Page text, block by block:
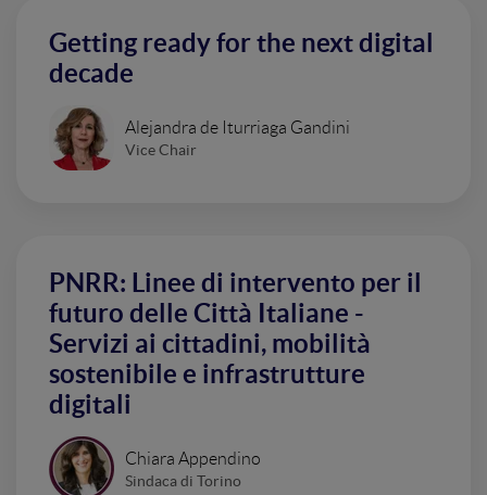
Getting ready for the next digital
decade
Alejandra de Iturriaga Gandini
Vice Chair
PNRR: Linee di intervento per il
futuro delle Città Italiane -
Servizi ai cittadini, mobilità
sostenibile e infrastrutture
digitali
Chiara Appendino
Sindaca di Torino